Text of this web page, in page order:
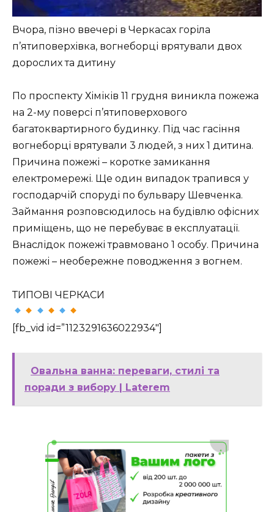
Вчора, пізно ввечері в Черкасах горіла
п’ятиповерхівка, вогнеборці врятували двох
дорослих та дитину
По проспекту Хіміків 11 грудня виникла пожежа
на 2-му поверсі п’ятиповерхового
багатоквартирного будинку. Під час гасіння
вогнеборці врятували 3 людей, з них 1 дитина.
Причина пожежі – коротке замикання
електромережі. Ще один випадок трапився у
господарчій споруді по бульвару Шевченка.
Займання розповсюдилось на будівлю офісних
приміщень, що не перебуває в експлуатації.
Внаслідок пожежі травмовано 1 особу. Причина
пожежі – необережне поводження з вогнем.
ТИПОВІ ЧЕРКАСИ
[fb_vid id=”1123291636022934″]
Овальна ванна: переваги, стилі та
поради з вибору | Laterem